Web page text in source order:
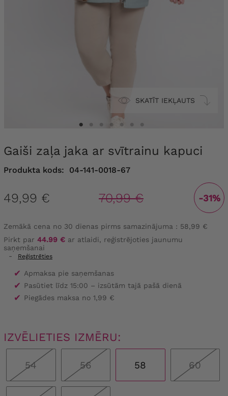
SKATĪT IEKĻAUTS
Gaiši zaļa jaka ar svītrainu kapuci
Produkta kods: 04-141-0018-67
49,99 € 70,99 € -31%
Zemākā cena no 30 dienas pirms samazinājuma : 58,99 €
Pirkt par 44.99 € ar atlaidi, reģistrējoties jaunumu
saņemšanai
-
Reģistrēties
✔ Apmaksa pie saņemšanas
✔ Pasūtiet līdz 15:00 – izsūtām tajā pašā dienā
✔ Piegādes maksa no 1,99 €
IZVĒLIETIES IZMĒRU:
54 56 58 60